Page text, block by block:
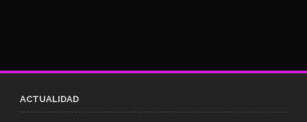
ACTUALIDAD